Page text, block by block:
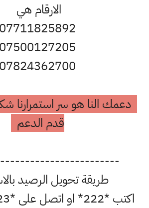
الارقام هي
07711825892
07500127205
07824362700
دعمك النا هو سر
قدم الدعم
طريقة تحويل الرصيد